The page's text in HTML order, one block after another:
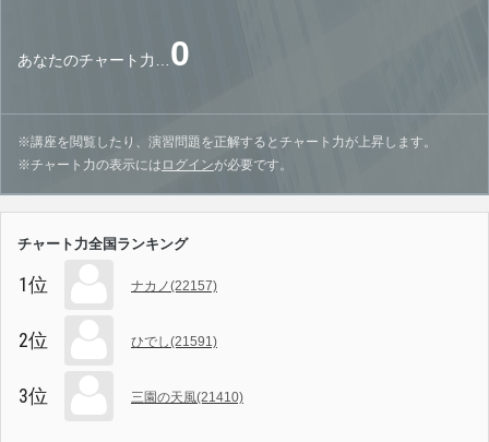
あなたのチャート力… 0
※講座を閲覧したり、演習問題を正解するとチャート力が上昇します。
※チャート力の表示には ログインが必要です。
チャート力全国ランキング
1位 ナカノ(22157)
2位 ひでし(21591)
3位 三園の天風(21410)